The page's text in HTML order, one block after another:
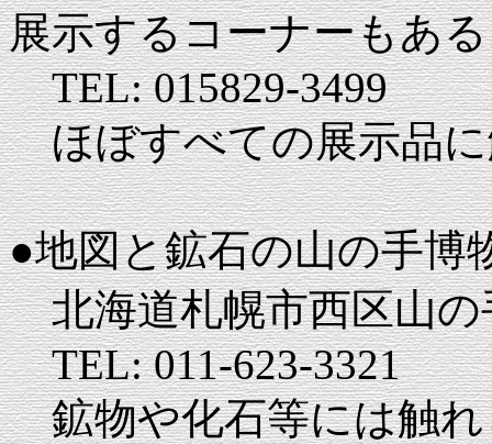
展示するコーナーもあ
TEL: 015829-3499
ほぼすべての展示品に
●地図と鉱石の山の手博
北海道札幌市西区山の
TEL: 011-623-3321
鉱物や化石等には触れ